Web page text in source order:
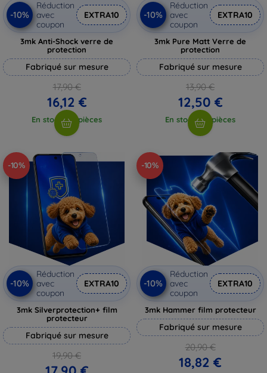
-10%
Réduction
avec
coupon
EXTRA10
3mk Anti-Shock verre de
protection
Fabriqué sur mesure
17,90 €
16,12 €
En stock > 5 pièces
-10%
Réduction
avec
coupon
EXTRA10
3mk Pure Matt Verre de
protection
Fabriqué sur mesure
13,90 €
12,50 €
En stock > 5 pièces
-10%
-10%
Réduction
avec
coupon
EXTRA10
3mk Silverprotection+ film
protecteur
Fabriqué sur mesure
19,90 €
-10%
-10%
Réduction
avec
coupon
EXTRA10
3mk Hammer film protecteur
Fabriqué sur mesure
20,90 €
18,82 €